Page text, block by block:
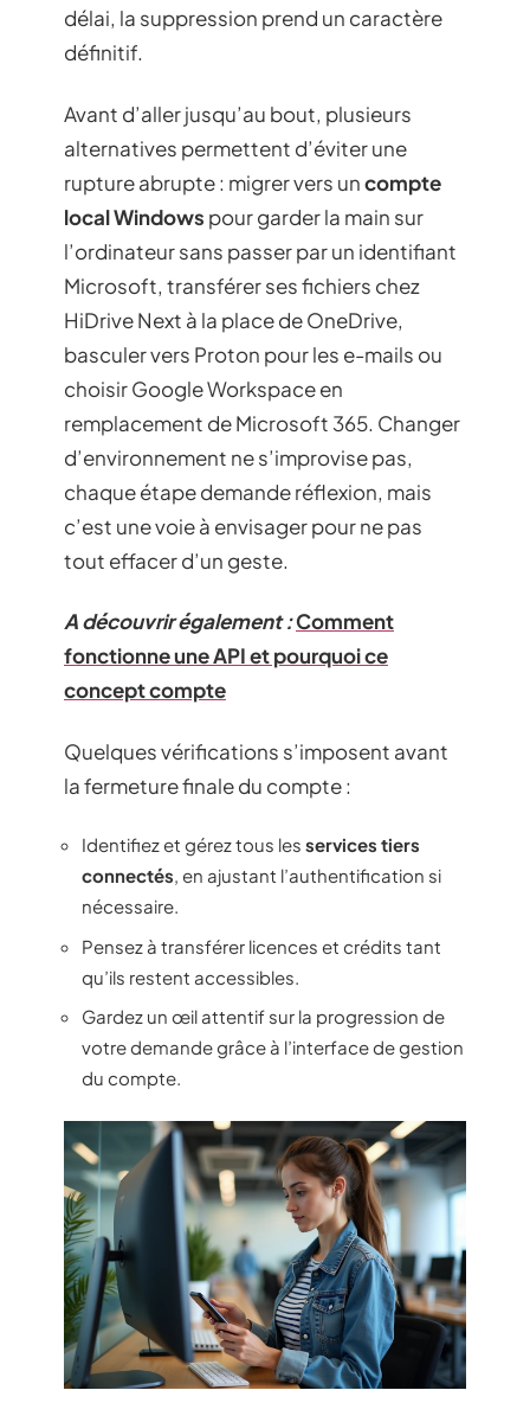
délai, la suppression prend un caractère
définitif.
Avant d’aller jusqu’au bout, plusieurs
alternatives permettent d’éviter une
rupture abrupte : migrer vers uncompte
local Windows pour garder la main sur
l’ordinateur sans passer par un identifiant
Microsoft, transférer ses fichiers chez
HiDrive Next à la place de OneDrive,
basculer vers Proton pour les e-mails ou
choisir Google Workspace en
remplacement de Microsoft 365. Changer
d’environnement ne s’improvise pas,
chaque étape demande réflexion, mais
c’est une voie à envisager pour ne pas
tout effacer d’un geste.
A découvrir également :Comment
fonctionne une API et pourquoi ce
concept compte
Quelques vérifications s’imposent avant
la fermeture finale du compte :
Identifiez et gérez tous les services tiers
connectés, en ajustant l’authentification si
nécessaire.
Pensez à transférer licences et crédits tant
qu’ils restent accessibles.
Gardez un œil attentif sur la progression de
votre demande grâce à l’interface de gestion
du compte.